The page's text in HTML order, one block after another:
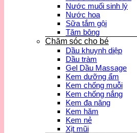
Nước muối sinh lý
Nước hoa
Sữa tắm gội
Tăm bông
Chăm sóc cho bé
Dầu khuynh diệp
Dầu tràm
Gel Dầu Massage
Kem dưỡng ẩm
Kem chống muỗi
Kem chống nắng
Kem đa năng
Kem hăm
Kem nẻ
Xịt mũi